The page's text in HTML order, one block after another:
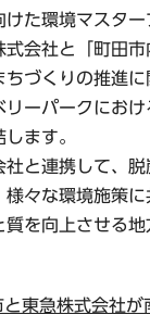
た環境マスタ
式会社と「町田
づくりの推進
リーパークにお
ます。
と連携して、
々な環境施策
質を向上させる
と東急株式会社